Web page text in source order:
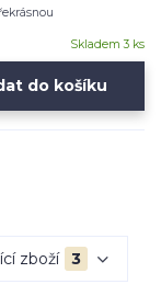
Skladem 3 ks
do košíku
zboží 3